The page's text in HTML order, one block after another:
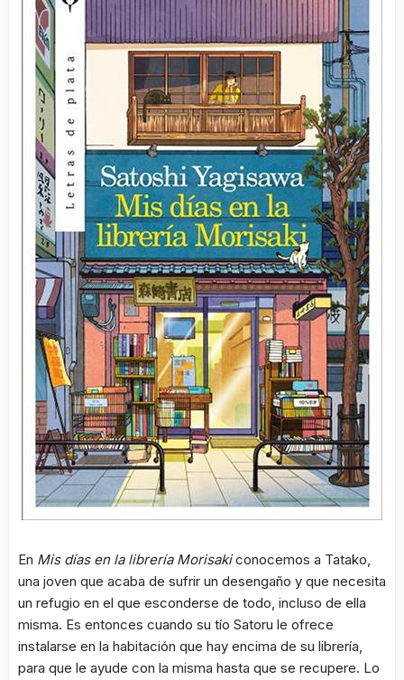
En Mis días en la librería Morisakiconocemos a Tatako,
una joven que acaba de sufrir un desengaño y que necesita
un refugio en el que esconderse de todo, incluso de ella
misma. Es entonces cuando su tío Satoru le ofrece
instalarse en la habitación que hay encima de su librería,
para que le ayude con la misma hasta que se recupere. Lo